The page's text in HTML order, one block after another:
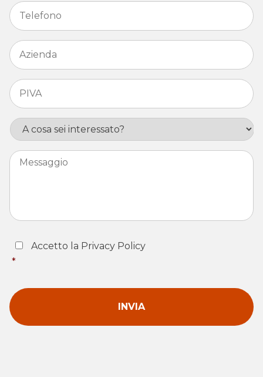
Telefono
Azienda
PIVA
Interesse
Messaggio
Consent *
Accetto la Privacy Policy
*